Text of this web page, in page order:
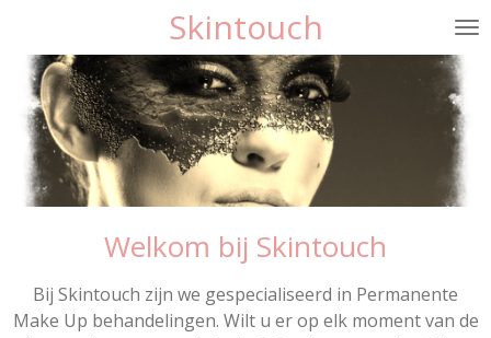
naar
hoofdinhoud
Skintouch
Welkom bij Skintouch
Bij Skintouch zijn we gespecialiseerd in Permanente
Make Up behandelingen. Wilt u er op elk moment van de